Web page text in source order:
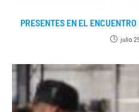
PRESENTES EN EL
julio